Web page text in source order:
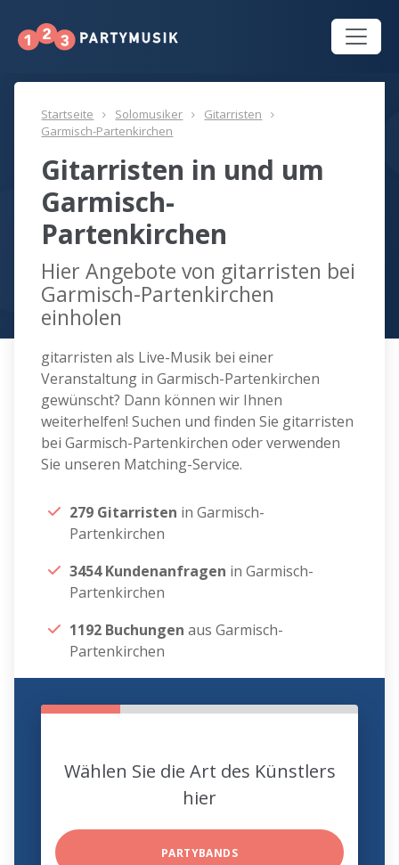
Startseite Solomusiker
Gitarristen
Garmisch-Partenkirchen
Gitarristen in und um
Garmisch-
Partenkirchen
Hier Angebote von gitarristen bei
Garmisch-Partenkirchen
einholen
gitarristen als Live-Musik bei einer
Veranstaltung in Garmisch-Partenkirchen
gewünscht? Dann können wir Ihnen
weiterhelfen! Suchen und finden Sie gitarristen
bei Garmisch-Partenkirchen oder verwenden
Sie unseren Matching-Service.
279 Gitarristen in Garmisch-
Partenkirchen
3454 Kundenanfragen in Garmisch-
Partenkirchen
1192 Buchungen aus Garmisch-
Partenkirchen
Wählen Sie die Art des Künstlers
hier
PARTYBANDS